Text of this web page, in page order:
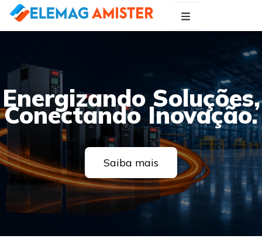
Energizando Soluções,
Conectando Inovação.
Saiba mais